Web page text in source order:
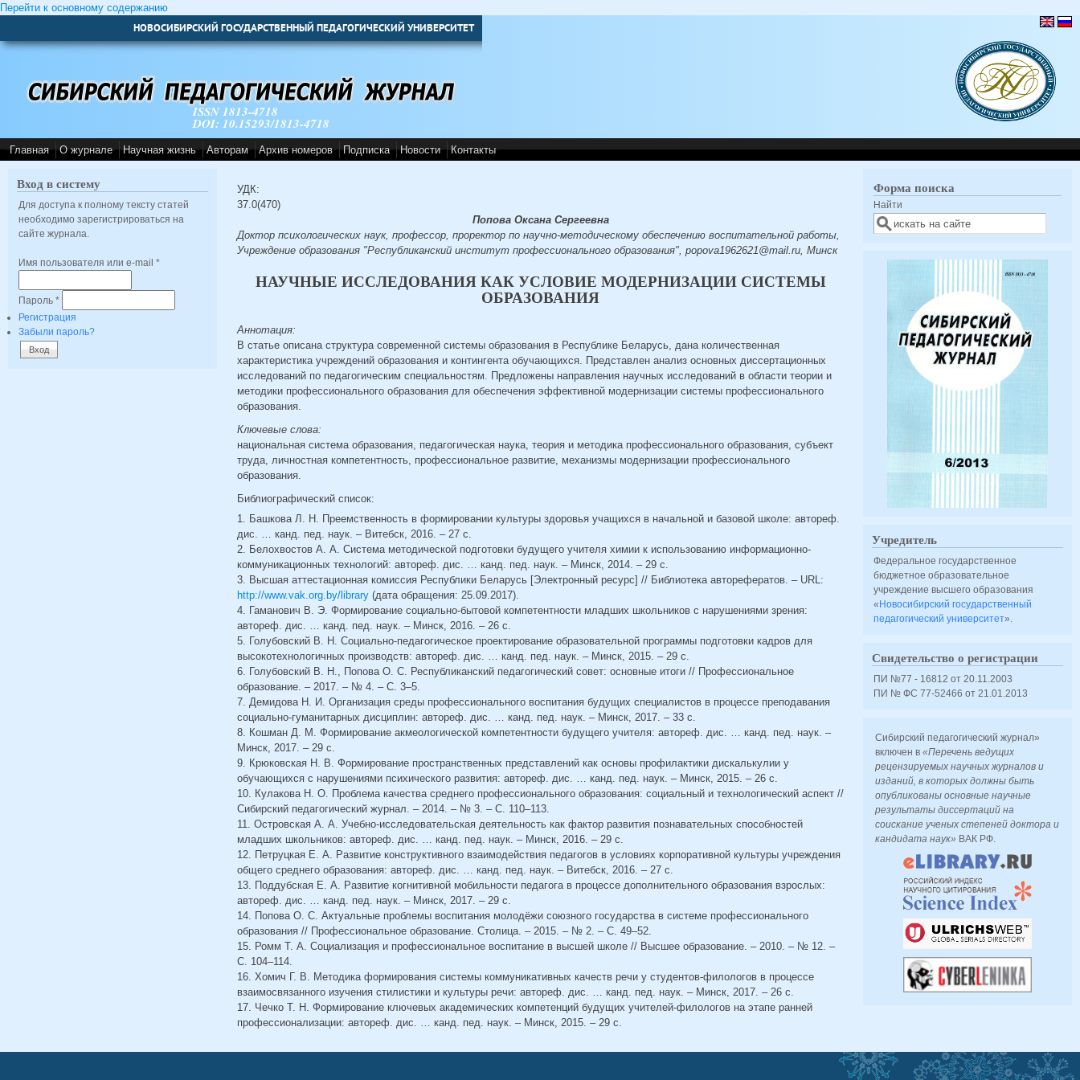
Перейти к основному содержанию
НОВОСИБИРСКИЙ ГОСУДАРСТВЕННЫЙ ПЕДАГОГИЧЕСКИЙ УНИВЕРСИТЕТ
ISSN 1813-4718
DOI: 10.15293/1813-4718
Главная О журнале Научная жизнь Авторам Архив номеров Подписка Новости Контакты
Вход в систему
Для доступа к полному тексту статей
необходимо зарегистрироваться на
сайте журнала.
Имя пользователя или e-mail *
Пароль *
Регистрация
Забыли пароль?
УДК:
37.0(470)
Попова Оксана Сергеевна
Доктор психологических наук, профессор, проректор по научно-методическому обеспечению воспитательной работы,
Учреждение образования "Республиканский институт профессионального образования", popova1962621@mail.ru, Минск
НАУЧНЫЕ ИССЛЕДОВАНИЯ КАК УСЛОВИЕ МОДЕРНИЗАЦИИ СИСТЕМЫ
ОБРАЗОВАНИЯ
Аннотация:
В статье описана структура современной системы образования в Республике Беларусь, дана количественная
характеристика учреждений образования и контингента обучающихся. Представлен анализ основных диссертационных
исследований по педагогическим специальностям. Предложены направления научных исследований в области теории и
методики профессионального образования для обеспечения эффективной модернизации системы профессионального
образования.
Ключевые слова:
национальная система образования, педагогическая наука, теория и методика профессионального образования, субъект
труда, личностная компетентность, профессиональное развитие, механизмы модернизации профессионального
образования.
Библиографический список:
1. Башкова Л. Н. Преемственность в формировании культуры здоровья учащихся в начальной и базовой школе: автореф.
дис. … канд. пед. наук. – Витебск, 2016. – 27 с.
2. Белохвостов А. А. Система методической подготовки будущего учителя химии к использованию информационно-
коммуникационных технологий: автореф. дис. … канд. пед. наук. – Минск, 2014. – 29 с.
3. Высшая аттестационная комиссия Республики Беларусь [Электронный ресурс] // Библиотека авторефератов. – URL:
http://www.vak.org.by/library(дата обращения: 25.09.2017).
4. Гаманович В. Э. Формирование социально-бытовой компетентности младших школьников с нарушениями зрения:
автореф. дис. … канд. пед. наук. – Минск, 2016. – 26 с.
5. Голубовский В. Н. Социально-педагогическое проектирование образовательной программы подготовки кадров для
высокотехнологичных производств: автореф. дис. … канд. пед. наук. – Минск, 2015. – 29 с.
6. Голубовский В. Н., Попова О. С. Республиканский педагогический совет: основные итоги // Профессиональное
образование. – 2017. – № 4. – С. 3–5.
7. Демидова Н. И. Организация среды профессионального воспитания будущих специалистов в процессе преподавания
социально-гуманитарных дисциплин: автореф. дис. … канд. пед. наук. – Минск, 2017. – 33 с.
8. Кошман Д. М. Формирование акмеологической компетентности будущего учителя: автореф. дис. … канд. пед. наук. –
Минск, 2017. – 29 с.
9. Крюковская Н. В. Формирование пространственных представлений как основы профилактики дискалькулии у
обучающихся с нарушениями психического развития: автореф. дис. … канд. пед. наук. – Минск, 2015. – 26 с.
10. Кулакова Н. О. Проблема качества среднего профессионального образования: социальный и технологический аспект //
Сибирский педагогический журнал. – 2014. – № 3. – С. 110–113.
11. Островская А. А. Учебно-исследовательская деятельность как фактор развития познавательных способностей
младших школьников: автореф. дис. … канд. пед. наук. – Минск, 2016. – 29 с.
12. Петруцкая Е. А. Развитие конструктивного взаимодействия педагогов в условиях корпоративной культуры учреждения
общего среднего образования: автореф. дис. … канд. пед. наук. – Витебск, 2016. – 27 с.
13. Поддубская Е. А. Развитие когнитивной мобильности педагога в процессе дополнительного образования взрослых:
автореф. дис. … канд. пед. наук. – Минск, 2017. – 29 с.
14. Попова О. С. Актуальные проблемы воспитания молодёжи союзного государства в системе профессионального
образования // Профессиональное образование. Столица. – 2015. – № 2. – С. 49–52.
15. Ромм Т. А. Социализация и профессиональное воспитание в высшей школе // Высшее образование. – 2010. – № 12. –
С. 104–114.
16. Хомич Г. В. Методика формирования системы коммуникативных качеств речи у студентов-филологов в процессе
взаимосвязанного изучения стилистики и культуры речи: автореф. дис. … канд. пед. наук. – Минск, 2017. – 26 с.
17. Чечко Т. Н. Формирование ключевых академических компетенций будущих учителей-филологов на этапе ранней
профессионализации: автореф. дис. … канд. пед. наук. – Минск, 2015. – 29 с.
Форма поиска
Найти
Учредитель
Федеральное государственное
бюджетное образовательное
учреждение высшего образования
«Новосибирский государственный
педагогический университет».
Свидетельство о регистрации
ПИ №77 - 16812 от 20.11.2003
ПИ № ФС 77-52466 от 21.01.2013
Сибирский педагогический журнал»
включен в«Перечень ведущих
рецензируемых научных журналов и
изданий, в которых должны быть
опубликованы основные научные
результаты диссертаций на
соискание ученых степеней доктора и
кандидата наук» ВАК РФ.